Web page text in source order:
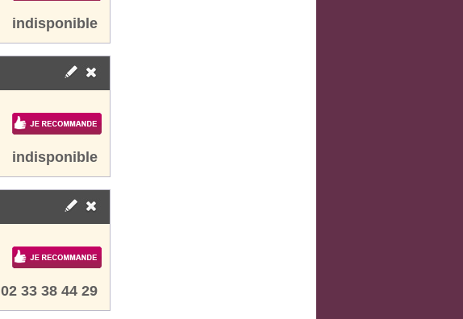
indisponible
indisponible
02 33 38 44 29